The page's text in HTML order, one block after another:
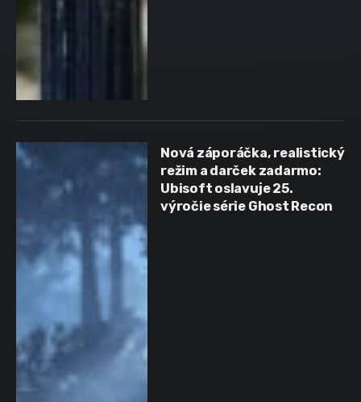
Nová záporáčka, realistický
režim a darček zadarmo:
Ubisoft oslavuje 25.
výročie série Ghost Recon